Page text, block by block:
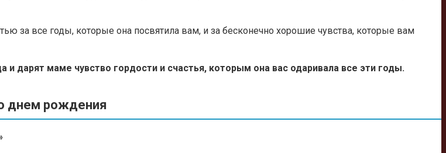
за все годы, которые она посвятила вам, и за бесконечно хорошие чувства, которые вам
дарят маме чувство гордости и счастья, которым она вас одаривала все эти годы.
днем рождения